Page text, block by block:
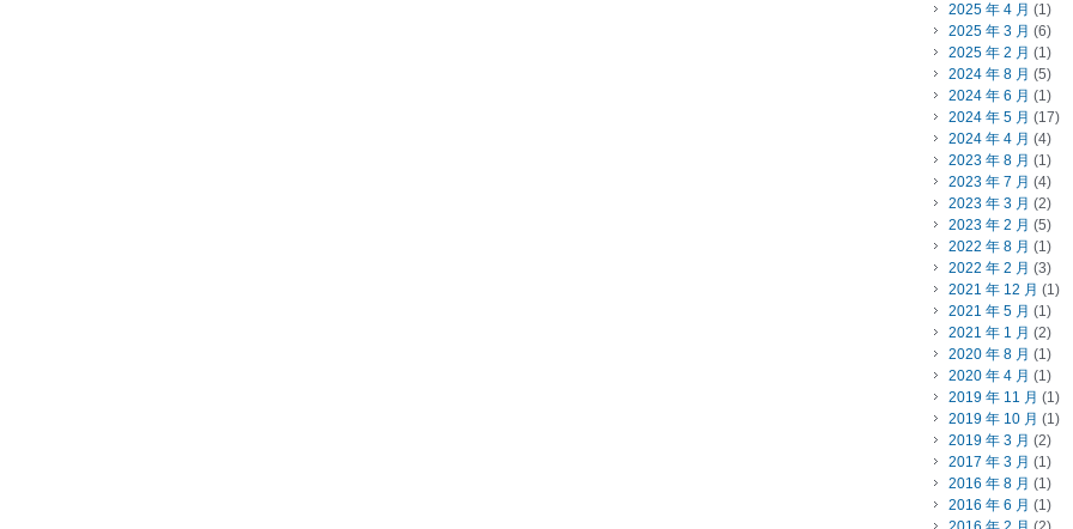
2025 年 4 月 (1)
2025 年 3 月 (6)
2025 年 2 月 (1)
2024 年 8 月 (5)
2024 年 6 月 (1)
2024 年 5 月 (17)
2024 年 4 月 (4)
2023 年 8 月 (1)
2023 年 7 月 (4)
2023 年 3 月 (2)
2023 年 2 月 (5)
2022 年 8 月 (1)
2022 年 2 月 (3)
2021 年 12 月 (1)
2021 年 5 月 (1)
2021 年 1 月 (2)
2020 年 8 月 (1)
2020 年 4 月 (1)
2019 年 11 月 (1)
2019 年 10 月 (1)
2019 年 3 月 (2)
2017 年 3 月 (1)
2016 年 8 月 (1)
2016 年 6 月 (1)